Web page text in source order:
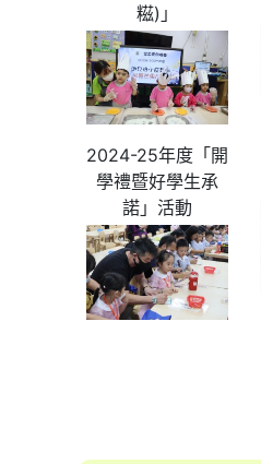
糍)」
2024-25年度「開
學禮暨好學生承
諾」活動